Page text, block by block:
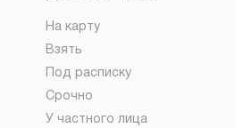
На карту
Взять
Под расписку
Срочно
У частного лица